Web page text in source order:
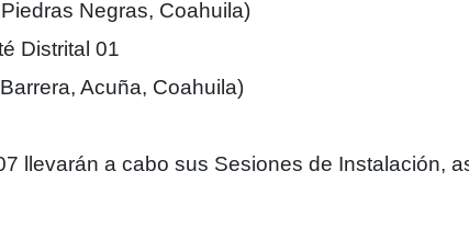
Negras, Coahuila)
Distrital 01
Acuña, Coahuila)
llevarán a cabo sus Sesiones de Instalación,